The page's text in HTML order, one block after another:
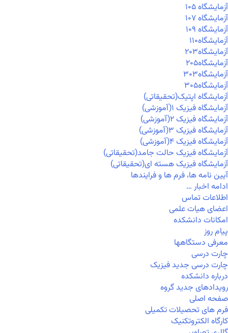
آزمايشگاه ۱۰۵
آزمايشگاه ۱۰۷
آزمايشگاه ۱۰۹
آزمايشگاه۱۱۰
آزمايشگاه۲۰۳
آزمايشگاه۲۰۵
آزمايشگاه۳۰۳
آزمايشگاه۳۰۵
آزمایشگاه اپتیک(تحقیقاتی)
آزمایشگاه فیزیک ۱(آموزشی)
آزمایشگاه فیزیک ۲(آموزشی)
آزمایشگاه فیزیک ۳(آموزشی)
آزمایشگاه فیزیک ۴(آموزشی)
آزمایشگاه فیزیک حالت جامد(تحقیقاتی)
آزمایشگاه فیزیک هسته ای(تحقیقاتی)
آیین نامه ها، فرم ها و فرایندها
ادامه اخبار …
اطلاعات تماس
اعضای هیات علمی
امکانات دانشکده
پیام روز
معرفی دستگاهها
چارت درسی
چارت درسی جدید فیزیک
درباره دانشکده
رویدادهای جدید گروه
صفحه اصلی
فرم های تحصیلات تکمیلی
کارگاه الکتروتکنیک